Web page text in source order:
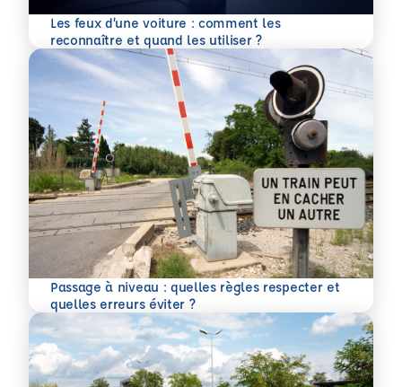
Les feux d’une voiture : comment les
reconnaître et quand les utiliser ?
En savoir plus
Passage à niveau : quelles règles respecter et
quelles erreurs éviter ?
En savoir plus